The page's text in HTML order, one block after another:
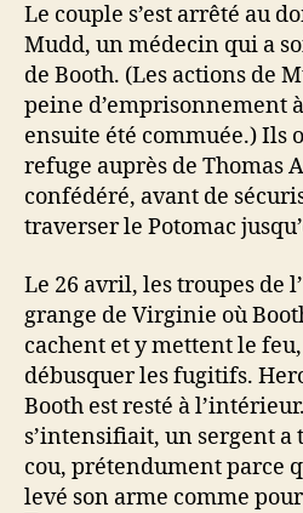
Le couple s’est arrêté au
Mudd, un médecin qui a
de Booth. (Les actions de
peine d’emprisonnement
ensuite été commuée.) Ils
refuge auprès de Thomas
confédéré, avant de
traverser le Potomac
Le 26 avril, les troupes de
grange de Virginie où
cachent et y mettent le
débusquer les fugitifs.
Booth est resté à
s’intensifiait, un sergent a
cou, prétendument parce
levé son arme comme